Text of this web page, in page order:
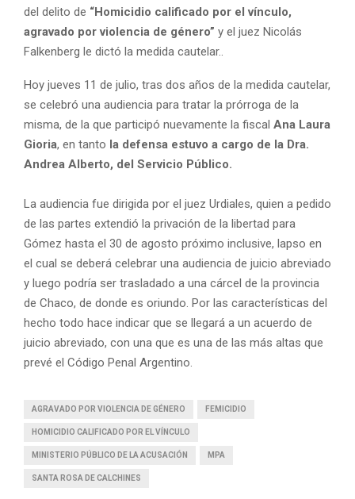
del delito de “Homicidio calificado por el vínculo,
agravado por violencia de género” y el juez Nicolás
Falkenberg le dictó la medida cautelar..
Hoy jueves 11 de julio, tras dos años de la medida cautelar,
se celebró una audiencia para tratar la prórroga de la
misma, de la que participó nuevamente la fiscal Ana Laura
Gioria, en tanto la defensa estuvo a cargo de la Dra.
Andrea Alberto, del Servicio Público.
La audiencia fue dirigida por el juez Urdiales, quien a pedido
de las partes extendió la privación de la libertad para
Gómez hasta el 30 de agosto próximo inclusive, lapso en
el cual se deberá celebrar una audiencia de juicio abreviado
y luego podría ser trasladado a una cárcel de la provincia
de Chaco, de donde es oriundo. Por las características del
hecho todo hace indicar que se llegará a un acuerdo de
juicio abreviado, con una que es una de las más altas que
prevé el Código Penal Argentino.
AGRAVADO POR VIOLENCIA DE GÉNERO FEMICIDIO
HOMICIDIO CALIFICADO POR EL VÍNCULO
MINISTERIO PÚBLICO DE LA ACUSACIÓN MPA
SANTA ROSA DE CALCHINES